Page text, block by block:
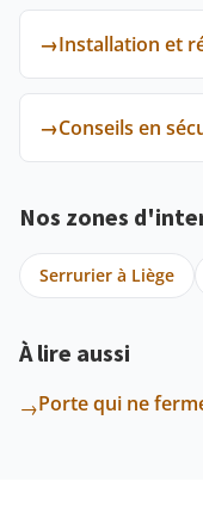
→Installation et
→Conseils en
Nos zones
Serrurier à Liège
À lire aussi
→Porte qui ne